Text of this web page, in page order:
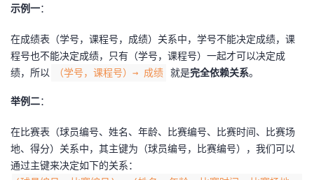
示例一：
在成绩表（学号，课程号，成绩）关系中，学号不能决定成绩，课
程号也不能决定成绩，只有（学号，课程号）一起才可以决定成
绩，所以
（学号，课程号）→ 成绩 就是完全依赖关系。
举例二：
在比赛表（球员编号、姓名、年龄、比赛编号、比赛时间、比赛场
地、得分）关系中，其主键为（球员编号，比赛编号），我们可以
通过主键来决定如下的关系：